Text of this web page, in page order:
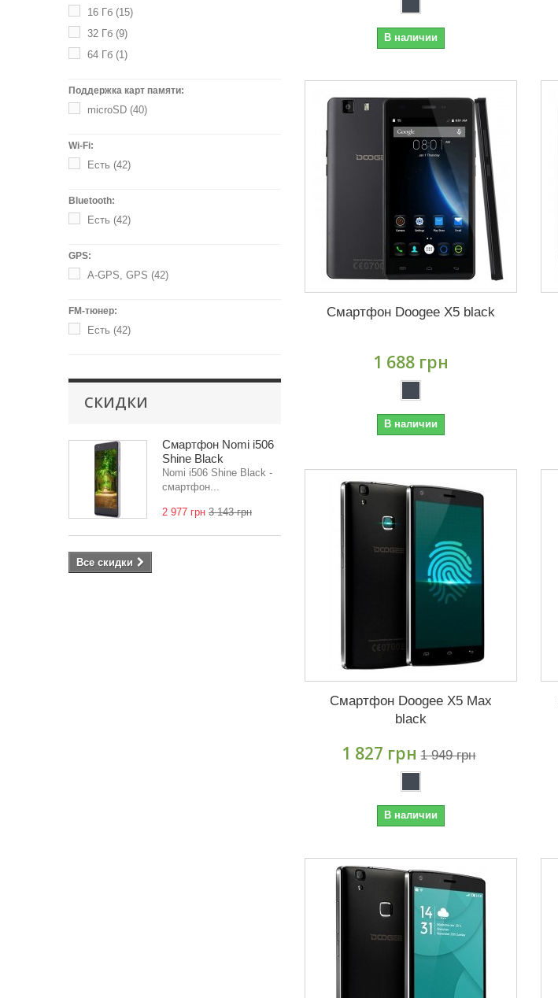
16 Гб (15)
32 Гб (9)
64 Гб (1)
Поддержка карт памяти:
microSD (40)
Wi-Fi:
Есть (42)
Bluetooth:
Есть (42)
GPS:
A-GPS, GPS (42)
FM-тюнер:
Есть (42)
СКИДКИ
Смартфон Nomi i506
Shine Black
Nomi i506 Shine Black -
смартфон...
2 977 грн 3 143 грн
Все скидки
В наличии
Смартфон Doogee X5 black
1 688 грн
В наличии
Смартфон Doogee X5 Max
black
1 827 грн 1 949 грн
В наличии